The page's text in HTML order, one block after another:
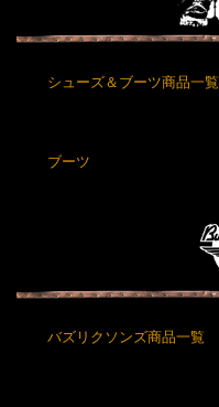
シューズ＆ブーツ商品一覧
ブーツ
バズリクソンズ商品一覧